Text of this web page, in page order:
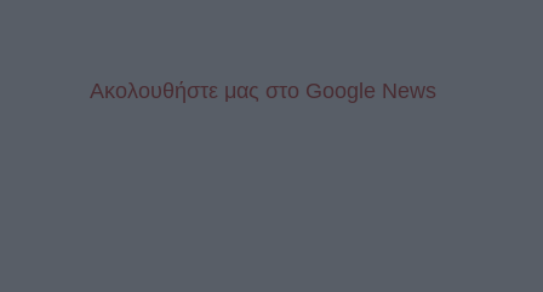
Aκολουθήστε μας στo Google News